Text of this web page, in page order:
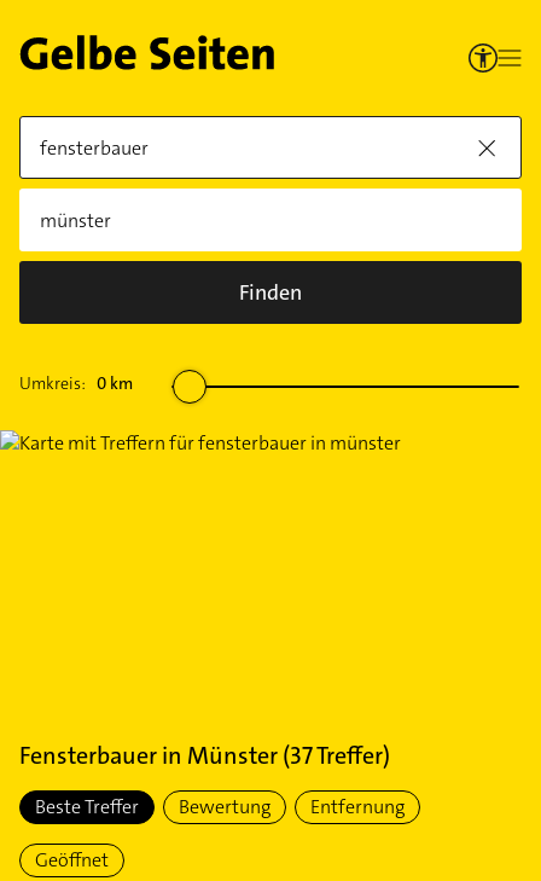
Finden
Umkreis: 0 km
Fensterbauerin Münster(37Treffer)
Beste Treffer Bewertung Entfernung
Geöffnet